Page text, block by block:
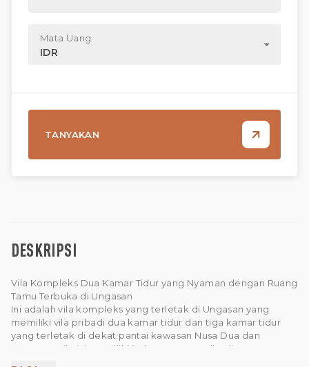
DESKRIPSI
Vila Kompleks Dua Kamar Tidur yang Nyaman dengan Ruang
Tamu Terbuka di Ungasan
Ini adalah vila kompleks yang terletak di Ungasan yang
memiliki vila pribadi dua kamar tidur dan tiga kamar tidur
yang terletak di dekat pantai kawasan Nusa Dua dan
Ungasan. Vila ini memiliki kolam renang pribadi, ruang tamu,
Mata Uang
IDR
TANYAKAN